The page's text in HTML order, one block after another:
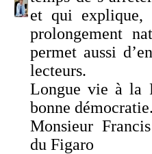
et qui explique,
prolongement
permet aussi
lecteurs.
Longue vie à la
bonne
Monsieur
du Figaro